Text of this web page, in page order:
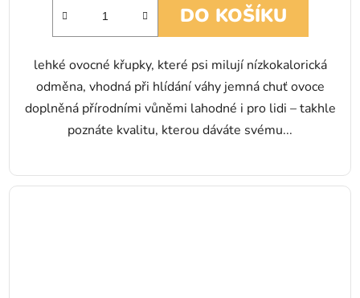
DO KOŠÍKU
lehké ovocné křupky, které psi milují nízkokalorická
odměna, vhodná při hlídání váhy jemná chuť ovoce
doplněná přírodními vůněmi lahodné i pro lidi – takhle
poznáte kvalitu, kterou dáváte svému...